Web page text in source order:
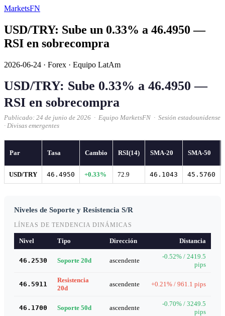
MarketsFN
USD/TRY: Sube un 0.33% a 46.4950 —
RSI en sobrecompra
2026-06-24 · Forex · Equipo LatAm
USD/TRY: Sube 0.33% a 46.4950 —
RSI en sobrecompra
Publicado: 24 de junio de 2026 · Equipo MarketsFN · Sesión estadounidense
· Divisas emergentes
Par Tasa Cambio RSI(14) SMA-20 SMA-50
USD/TRY 46.4950 +0.33% 72.9 46.1043 45.5760
Niveles de Soporte y Resistencia S/R
LÍNEAS DE TENDENCIA DINÁMICAS
Nivel Tipo Dirección Distancia
46.2530 Soporte 20d ascendente
-0.52% / 2419.5
pips
46.5911
Resistencia
20d
ascendente +0.21% / 961.1 pips
46.1700 Soporte 50d ascendente
-0.70% / 3249.5
pips